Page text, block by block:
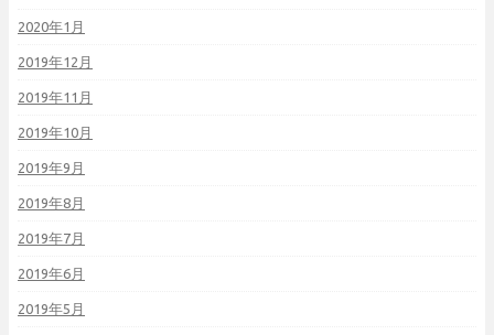
2020年1月
2019年12月
2019年11月
2019年10月
2019年9月
2019年8月
2019年7月
2019年6月
2019年5月